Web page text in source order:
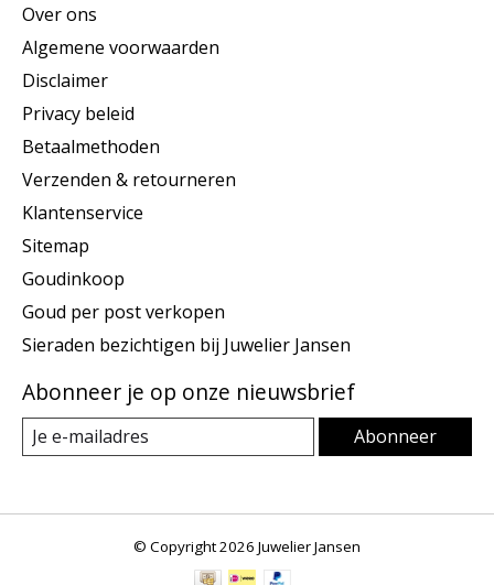
Over ons
Algemene voorwaarden
Disclaimer
Privacy beleid
Betaalmethoden
Verzenden & retourneren
Klantenservice
Sitemap
Goudinkoop
Goud per post verkopen
Sieraden bezichtigen bij Juwelier Jansen
Abonneer je op onze nieuwsbrief
Abonneer
© Copyright 2026 Juwelier Jansen